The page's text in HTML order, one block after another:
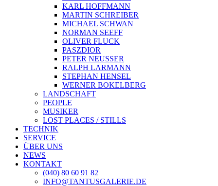
KARL HOFFMANN
MARTIN SCHREIBER
MICHAEL SCHWAN
NORMAN SEEFF
OLIVER FLUCK
PASZDIOR
PETER NEUSSER
RALPH LARMANN
STEPHAN HENSEL
WERNER BOKELBERG
LANDSCHAFT
PEOPLE
MUSIKER
LOST PLACES / STILLS
TECHNIK
SERVICE
ÜBER UNS
NEWS
KONTAKT
(040) 80 60 91 82
INFO@TANTUSGALERIE.DE